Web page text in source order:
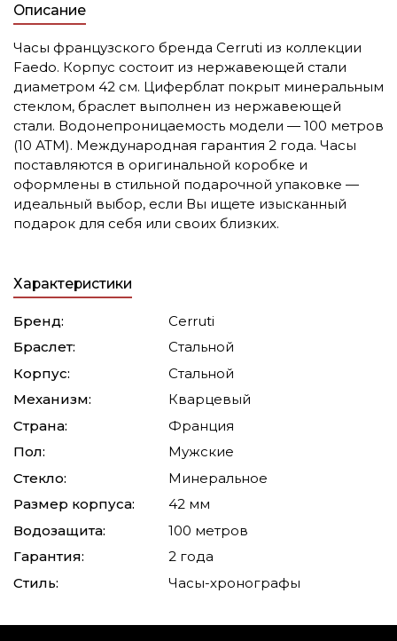
Описание
Часы французского бренда Cerruti из коллекции
Faedo. Корпус состоит из нержавеющей стали
диаметром 42 см. Циферблат покрыт минеральным
стеклом, браслет выполнен из нержавеющей
стали. Водонепроницаемость модели — 100 метров
(10 АТМ). Международная гарантия 2 года. Часы
поставляются в оригинальной коробке и
оформлены в стильной подарочной упаковке —
идеальный выбор, если Вы ищете изысканный
подарок для себя или своих близких.
Характеристики
Бренд:
Cerruti
Браслет:
Стальной
Корпус:
Стальной
Механизм:
Кварцевый
Страна:
Франция
Пол:
Мужские
Стекло:
Минеральное
Размер корпуса:
42 мм
Водозащита:
100 метров
Гарантия:
2 года
Стиль:
Часы-хронографы